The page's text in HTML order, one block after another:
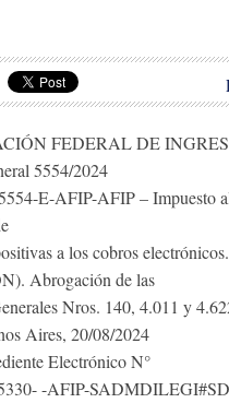
FEDERAL DE
5554/2024
E-AFIP-AFIP – Impuesto
a los cobros
Abrogación de las
Nros. 140, 4.011 y
Aires, 20/08/2024
Electrónico N°
-AFIP-